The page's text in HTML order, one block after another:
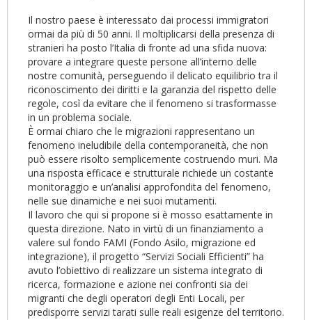
Il nostro paese è interessato dai processi immigratori
ormai da più di 50 anni. Il moltiplicarsi della presenza di
stranieri ha posto l’Italia di fronte ad una sfida nuova:
provare a integrare queste persone all’interno delle
nostre comunità, perseguendo il delicato equilibrio tra il
riconoscimento dei diritti e la garanzia del rispetto delle
regole, così da evitare che il fenomeno si trasformasse
in un problema sociale.
È ormai chiaro che le migrazioni rappresentano un
fenomeno ineludibile della contemporaneità, che non
può essere risolto semplicemente costruendo muri. Ma
una risposta efficace e strutturale richiede un costante
monitoraggio e un’analisi approfondita del fenomeno,
nelle sue dinamiche e nei suoi mutamenti.
Il lavoro che qui si propone si è mosso esattamente in
questa direzione. Nato in virtù di un finanziamento a
valere sul fondo FAMI (Fondo Asilo, migrazione ed
integrazione), il progetto “Servizi Sociali Efficienti” ha
avuto l’obiettivo di realizzare un sistema integrato di
ricerca, formazione e azione nei confronti sia dei
migranti che degli operatori degli Enti Locali, per
predisporre servizi tarati sulle reali esigenze del territorio.